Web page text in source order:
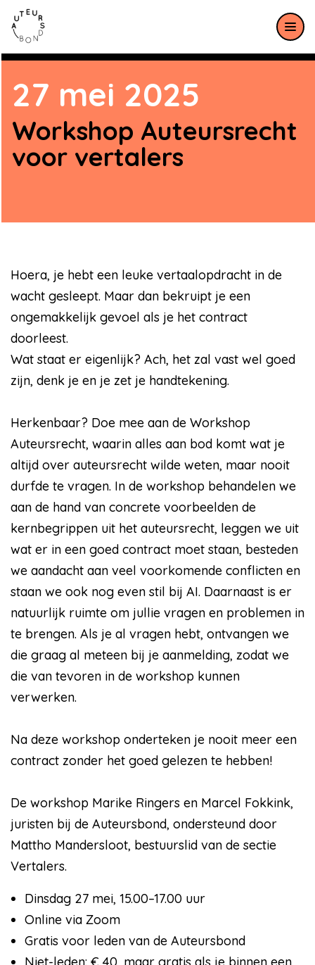
Meteen naar de content
27 mei 2025
Workshop Auteursrecht
voor vertalers
Hoera, je hebt een leuke vertaalopdracht in de
wacht gesleept. Maar dan bekruipt je een
ongemakkelijk gevoel als je het contract
doorleest.
Wat staat er eigenlijk? Ach, het zal vast wel goed
zijn, denk je en je zet je handtekening.
Herkenbaar? Doe mee aan de Workshop
Auteursrecht, waarin alles aan bod komt wat je
altijd over auteursrecht wilde weten, maar nooit
durfde te vragen. In de workshop behandelen we
aan de hand van concrete voorbeelden de
kernbegrippen uit het auteursrecht, leggen we uit
wat er in een goed contract moet staan, besteden
we aandacht aan veel voorkomende conflicten en
staan we ook nog even stil bij AI. Daarnaast is er
natuurlijk ruimte om jullie vragen en problemen in
te brengen. Als je al vragen hebt, ontvangen we
die graag al meteen bij je aanmelding, zodat we
die van tevoren in de workshop kunnen
verwerken.
Na deze workshop onderteken je nooit meer een
contract zonder het goed gelezen te hebben!
De workshop Marike Ringers en Marcel Fokkink,
juristen bij de Auteursbond, ondersteund door
Mattho Mandersloot, bestuurslid van de sectie
Vertalers.
Dinsdag 27 mei, 15.00–17.00 uur
Online via Zoom
Gratis voor leden van de Auteursbond